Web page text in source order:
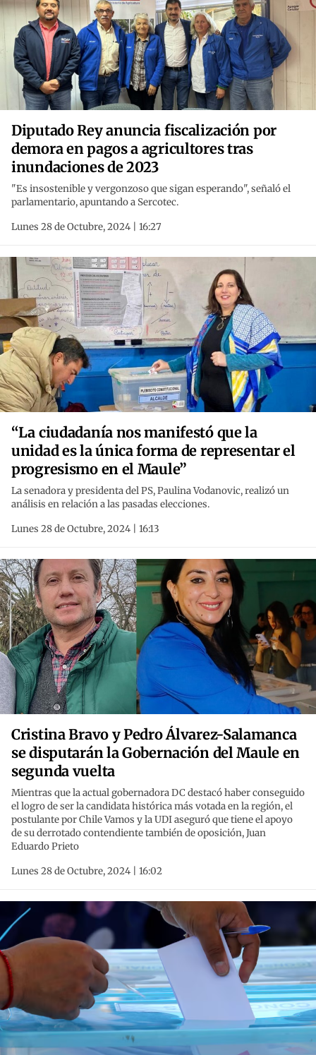
Diputado Rey anuncia fiscalización por
demora en pagos a agricultores tras
inundaciones de 2023
"Es insostenible y vergonzoso que sigan esperando", señaló el
parlamentario, apuntando a Sercotec.
Lunes 28 de Octubre, 2024 | 16:27
“La ciudadanía nos manifestó que la
unidad es la única forma de representar el
progresismo en el Maule”
La senadora y presidenta del PS, Paulina Vodanovic, realizó un
análisis en relación a las pasadas elecciones.
Lunes 28 de Octubre, 2024 | 16:13
Cristina Bravo y Pedro Álvarez-Salamanca
se disputarán la Gobernación del Maule en
segunda vuelta
Mientras que la actual gobernadora DC destacó haber conseguido
el logro de ser la candidata histórica más votada en la región, el
postulante por Chile Vamos y la UDI aseguró que tiene el apoyo
de su derrotado contendiente también de oposición, Juan
Eduardo Prieto
Lunes 28 de Octubre, 2024 | 16:02